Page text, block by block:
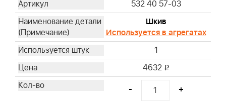
532 40 57-03
Шкив
Используется в агрегатах
1
4632 i
- +